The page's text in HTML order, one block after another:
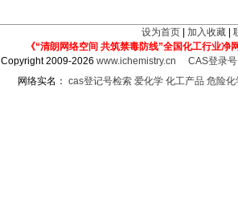
设为首页 加入收藏
《“清朗网络空间 共筑禁毒防线”全国化工行业净
Copyright 2009-2026www.ichemistry.cn
CAS登录
网络实名： cas登记号检索 爱化学 化工产品 危险化